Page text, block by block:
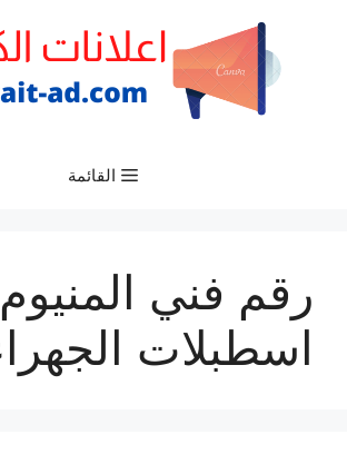
القائمة
رقم فني المنيوم
اسطبلات